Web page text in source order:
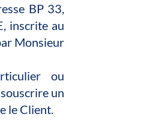
BP 33,
inscrite au
Monsieur
ou
un
le Client.